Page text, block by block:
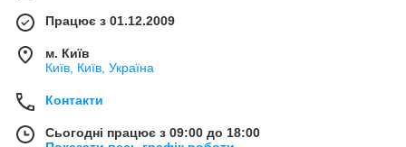
Працює з 01.12.2009
м. Київ
Київ, Київ, Україна
Контакти
Сьогодні працює з 09:00 до 18:00